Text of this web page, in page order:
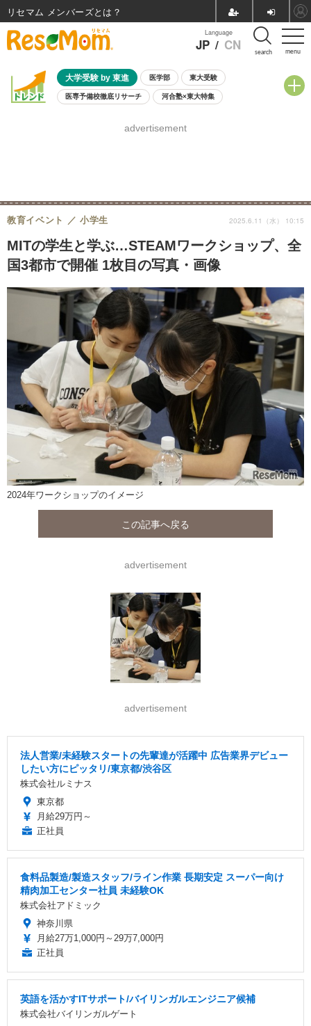
menu
Language
JP / CN search
大学受験 by 東進 医学部 東大受験
医専予備校徹底リサーチ 河合塾×東大特集
8月開催学校説明会・相談会
advertisement
MITの学生と学ぶ…STEAMワークショップ、全
国3都市で開催 1枚目の写真・画像
教育イベント 小学生 2025.6.11（水） 10:15
2024年ワークショップのイメージ
この記事へ戻る
advertisement
advertisement
法人営業/未経験スタートの先輩達が活躍中 広告業界デビュー
したい方にピッタリ/東京都/渋谷区
株式会社ルミナス
東京都
月給29万円～
正社員
食料品製造/製造スタッフ/ライン作業 長期安定 スーパー向け
精肉加工センター社員 未経験OK
株式会社アドミック
神奈川県
月給27万1,000円～29万7,000円
正社員
英語を活かすITサポート/バイリンガルエンジニア候補
株式会社バイリンガルゲート
リセマム メンバーズ